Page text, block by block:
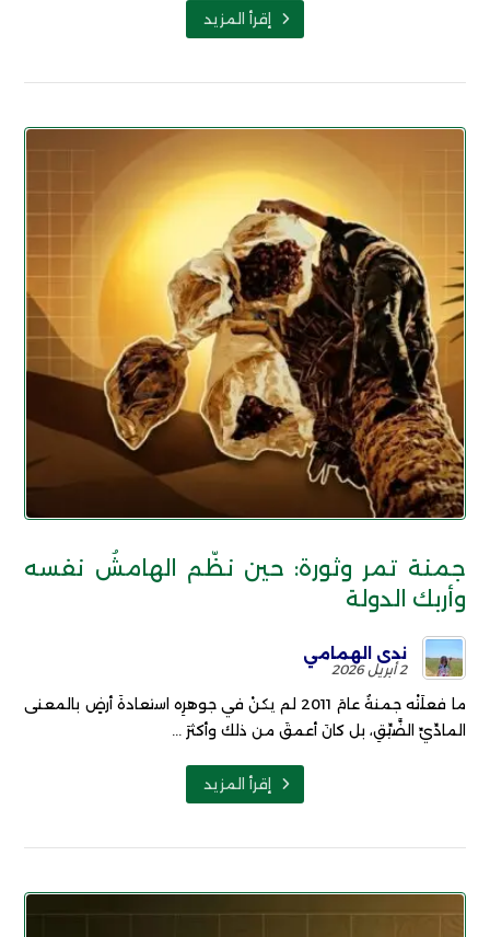
إقرأ المزيد
جمنة تمر وثورة: حين نظّم الهامشُ نفسه
وأربك الدولة
ندى الهمامي
2 أبريل 2026
ما فعلَتْه جمنةُ عامَ 2011 لم يكنْ في جوهرِه استعادةَ أرضٍ بالمعنى
المادِّيِّ الضَّيِّقِ، بل كانَ أعمقَ من ذلك وأكثرَ ...
إقرأ المزيد